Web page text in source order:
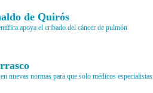
de Quirós
apoya el cribado del cáncer de pulmón
nuevas normas para que solo médicos